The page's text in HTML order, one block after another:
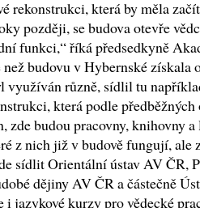
rekonstrukci, která by měla
později, se budova otevře
funkci,“ říká předsedkyně
budovu v Hybernské získala
využíván různě, sídlil tu
která podle
zde budou pracovny, knihovny
z nich již v budově fungují, ale
sídlit Orientální ústav AV ČR,
dějiny AV ČR a částečně
i jazykové kurzy pro vědecké